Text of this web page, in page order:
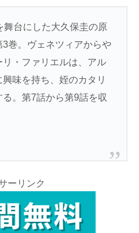
舞台にした大久保圭の原
巻。ヴェネツィアからや
・ファリエルは、アル
味を持ち、姪のカタリ
。第7話から第9話を収
ーリンク